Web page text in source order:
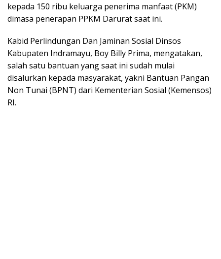
kepada 150 ribu keluarga penerima manfaat (PKM)
dimasa penerapan PPKM Darurat saat ini.
Kabid Perlindungan Dan Jaminan Sosial Dinsos
Kabupaten Indramayu, Boy Billy Prima, mengatakan,
salah satu bantuan yang saat ini sudah mulai
disalurkan kepada masyarakat, yakni Bantuan Pangan
Non Tunai (BPNT) dari Kementerian Sosial (Kemensos)
RI.